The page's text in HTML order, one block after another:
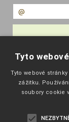
Tyto
Tyto webové
zážitku.
soubory cookie